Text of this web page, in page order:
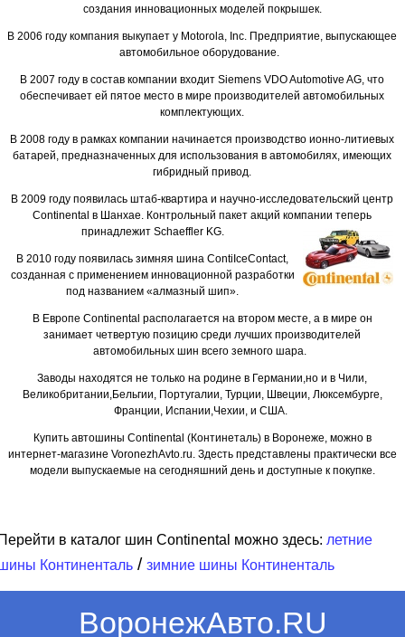
создания инновационных моделей покрышек.
В 2006 году компания выкупает у Motorola, Inc. Предприятие, выпускающее
автомобильное оборудование.
В 2007 году в состав компании входит Siemens VDO Automotive AG, что
обеспечивает ей пятое место в мире производителей автомобильных
комплектующих.
В 2008 году в рамках компании начинается производство ионно-литиевых
батарей, предназначенных для использования в автомобилях, имеющих
гибридный привод.
В 2009 году появилась штаб-квартира и научно-исследовательский центр
Continental в Шанхае. Контрольный пакет акций компании теперь
принадлежит Schaeffler KG.
В 2010 году появилась зимняя шина ContiIceContact,
созданная с применением инновационной разработки
под названием «алмазный шип».
В Европе Continental располагается на втором месте, а в мире он
занимает четвертую позицию среди лучших производителей
автомобильных шин всего земного шара.
Заводы находятся не только на родине в Германии,но и в Чили,
Великобритании,Бельгии, Португалии, Турции, Швеции, Люксембурге,
Франции, Испании,Чехии, и США.
Купить автошины Continental (Континеталь) в Воронеже, можно в
интернет-магазине VoronezhAvto.ru. Здесть представлены практически все
модели выпускаемые на сегодняшний день и доступные к покупке.
в каталог шин Continental можно здесь: летние
Континенталь / зимние шины Континенталь
ВоронежАвто.RU